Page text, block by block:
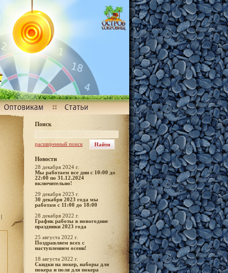
Поиск
расширенный поиск
Новости
28 декабря 2024 г.
Мы работаем все дни с 10:00 до
22:00 по 31.12.2024
включительно!
29 декабря 2023 г.
30 декабря 2023 года мы
работам с 11:00 до 18:00
28 декабря 2022 г.
График работы в новогодние
праздники 2023 года
25 августа 2022 г.
Поздравляем всех с
наступлением осени!
18 августа 2022 г.
Скидки на покер, наборы для
покера и поля для покера